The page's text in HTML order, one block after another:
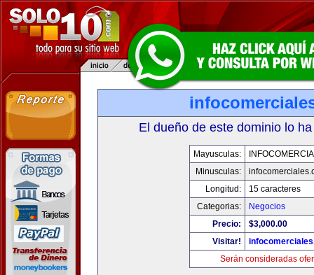
El dueño de este dominio lo
Mayusculas:
Minusculas:
Longitud:
15 caracteres
Categorias:
Negocios
Precio:
$3,000.00
Visitar!
Serán consideradas